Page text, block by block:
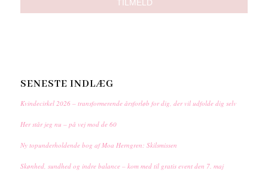
SENESTE INDLÆG
Kvindecirkel 2026 – transformerende årsforløb for dig, der vil udfolde dig selv
Her står jeg nu – på vej mod de 60
Ny topunderholdende bog af Moa Herngren: Skilsmissen
Skønhed, sundhed og indre balance – kom med til gratis event den 7. maj